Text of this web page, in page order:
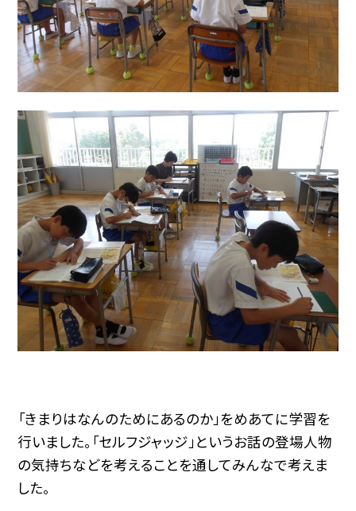
「きまりはなんのためにあるのか」をめあてに学習を
行いました。「セルフジャッジ」というお話の登場人物
の気持ちなどを考えることを通してみんなで考えま
した。